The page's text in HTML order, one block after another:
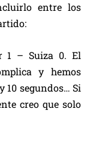
entre los
1 – Suiza 0. El
y hemos
10 segundos… Si
creo que solo